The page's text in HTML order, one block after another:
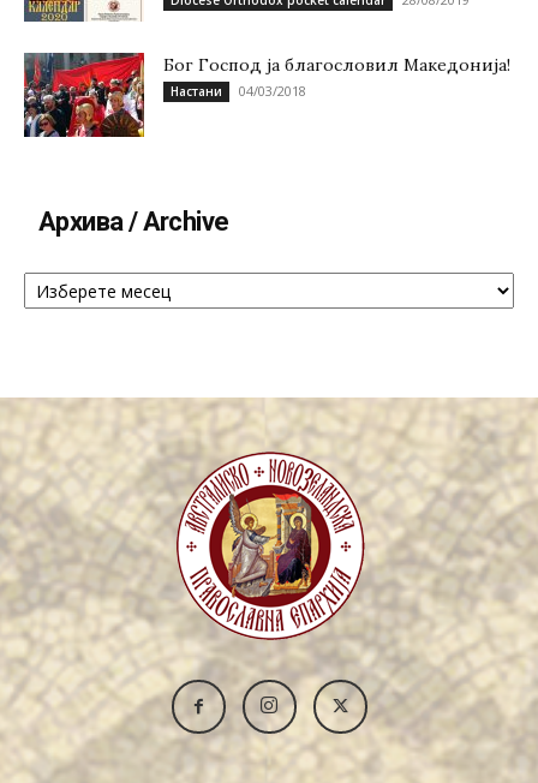
Бог Господ ја благословил Македонија!
Настани 04/03/2018
Архива / Archive
Архива